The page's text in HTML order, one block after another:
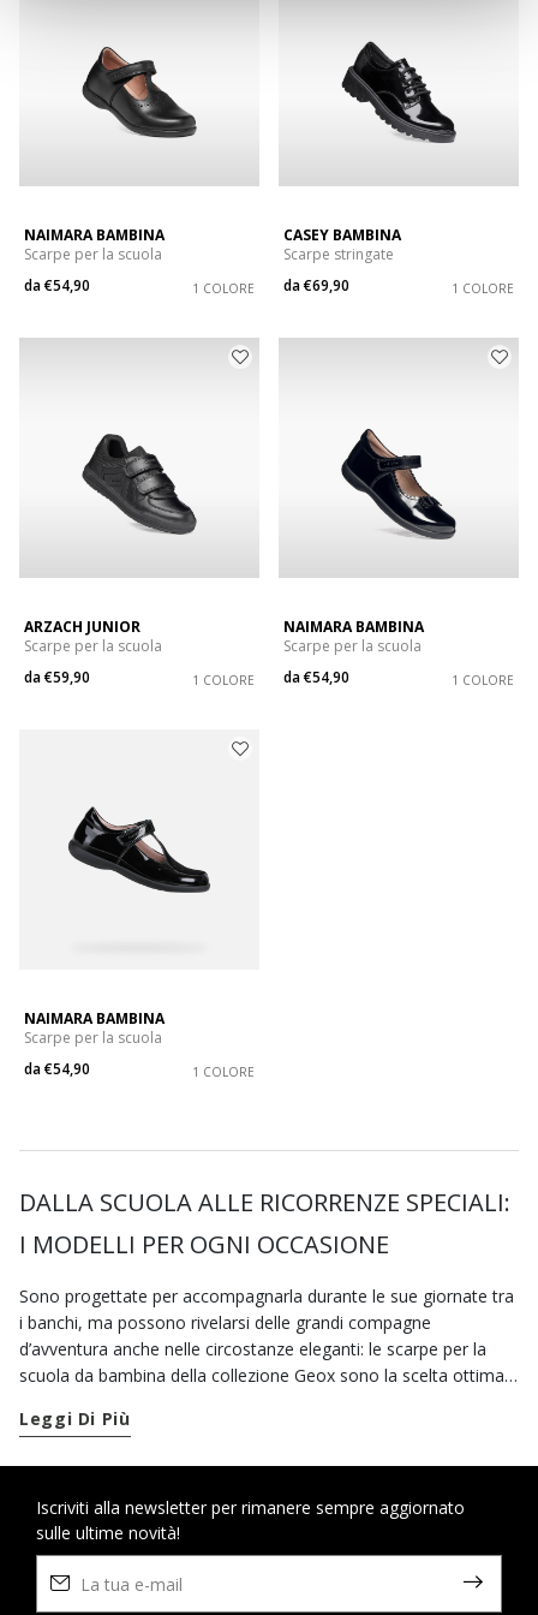
NAIMARA BAMBINA
Scarpe per la scuola
da€54,90 1 COLORE
CASEY BAMBINA
Scarpe stringate
da€69,90 1 COLORE
ARZACH JUNIOR
Scarpe per la scuola
da€59,90 1 COLORE
NAIMARA BAMBINA
Scarpe per la scuola
da€54,90 1 COLORE
NAIMARA BAMBINA
Scarpe per la scuola
da€54,90 1 COLORE
DALLA SCUOLA ALLE RICORRENZE SPECIALI:
I MODELLI PER OGNI OCCASIONE
Sono progettate per accompagnarla durante le sue giornate tra
i banchi, ma possono rivelarsi delle grandi compagne
d’avventura anche nelle circostanze eleganti: le scarpe per la
scuola da bambina della collezione Geox sono la scelta ottimale
sportive puoi scegliere un paio di sneaker comode. I modelli con
libera invece ascarponcini e anfibiche la proteggono in
qualsiasi condizione atmosferica e la tengono sempre
all’asciutto. Ma nella collezione Geox, oltre alla ricca selezione di
stivaletti e sneaker da bambina, c’è spazio anche per scarpe per
Leggi Di Più
Iscriviti alla newsletter per rimanere sempre aggiornato
sulle ultime novità!